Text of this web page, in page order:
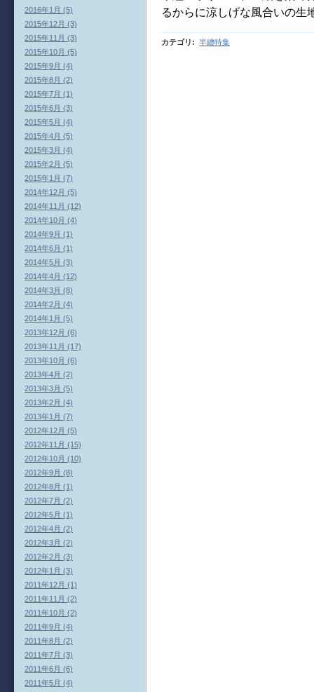
るからに涼しげな風合いの生
カテゴリ : 半纏特集
2016年1月 (5)
2015年12月 (3)
2015年11月 (3)
2015年10月 (5)
2015年9月 (4)
2015年8月 (2)
2015年7月 (1)
2015年6月 (3)
2015年5月 (4)
2015年4月 (5)
2015年3月 (4)
2015年2月 (5)
2015年1月 (7)
2014年12月 (5)
2014年11月 (12)
2014年10月 (4)
2014年9月 (1)
2014年6月 (1)
2014年5月 (3)
2014年4月 (12)
2014年3月 (8)
2014年2月 (4)
2014年1月 (5)
2013年12月 (6)
2013年11月 (17)
2013年10月 (6)
2013年4月 (2)
2013年3月 (5)
2013年2月 (4)
2013年1月 (7)
2012年12月 (5)
2012年11月 (15)
2012年10月 (10)
2012年9月 (8)
2012年8月 (1)
2012年7月 (2)
2012年5月 (1)
2012年4月 (2)
2012年3月 (2)
2012年2月 (3)
2012年1月 (3)
2011年12月 (1)
2011年11月 (2)
2011年10月 (2)
2011年9月 (4)
2011年8月 (2)
2011年7月 (3)
2011年6月 (6)
2011年5月 (4)